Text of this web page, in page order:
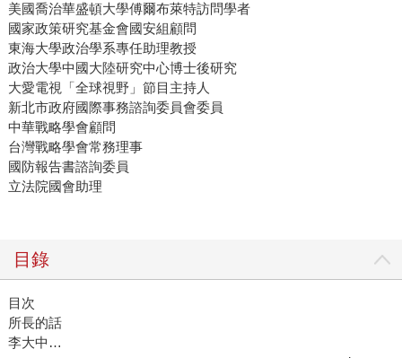
美國喬治華盛頓大學傅爾布萊特訪問學者
國家政策研究基金會國安組顧問
東海大學政治學系專任助理教授
政治大學中國大陸研究中心博士後研究
大愛電視「全球視野」節目主持人
新北市政府國際事務諮詢委員會委員
中華戰略學會顧問
台灣戰略學會常務理事
國防報告書諮詢委員
立法院國會助理
目錄
目次
所長的話
李大中…